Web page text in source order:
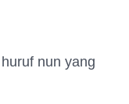
nun yang